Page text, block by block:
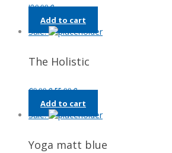
120,00€
Add to cart
Sale!
The Holistic
90,00€Original
price
was:
55,00€Current
price
is:
Add to cart
Sale!
Yoga matt blue